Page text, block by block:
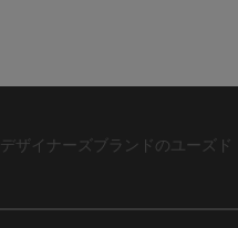
デザイナーズブランドのユーズド